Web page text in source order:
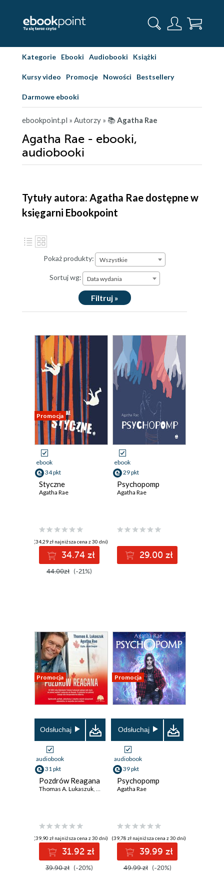
Kategorie Ebooki Audiobooki Książki
Kursy video Promocje Nowości Bestsellery
Darmowe ebooki
ebookpoint.pl » Autorzy » 📚Agatha Rae
Agatha Rae - ebooki,
audiobooki
Tytuły autora: Agatha Rae dostępne w
księgarni Ebookpoint
Pokaż produkty: Wszystkie
Sortuj wg: Data wydania
Filtruj »
Promocja
ebook
34 pkt
Styczne
Agatha Rae
(34,29 zł najniższa cena z 30 dni)
34.74 zł
44.00zł (-21%)
ebook
29 pkt
Psychopomp
Agatha Rae
29.00 zł
Promocja
Odsłuchaj
audiobook
31 pkt
Pozdrów Reagana
Thomas A. Lukaszuk, Agatha Rae
(39,90 zł najniższa cena z 30 dni)
31.92 zł
39.90 zł (-20%)
Promocja
Odsłuchaj
audiobook
39 pkt
Psychopomp
Agatha Rae
(39,78 zł najniższa cena z 30 dni)
39.99 zł
49.99 zł (-20%)